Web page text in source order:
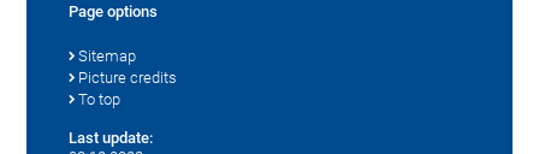
Page options
Sitemap
Picture credits
To top
Last update: